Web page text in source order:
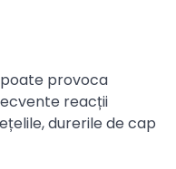
provoca
reacții
durerile de cap